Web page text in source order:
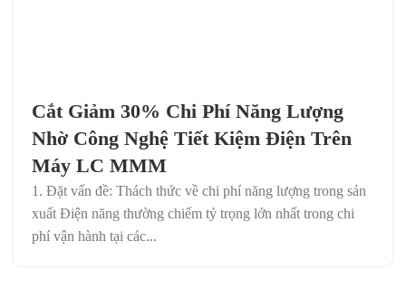
Cắt Giảm 30% Chi Phí Năng Lượng
Nhờ Công Nghệ Tiết Kiệm Điện Trên
Máy LC MMM
1. Đặt vấn đề: Thách thức về chi phí năng lượng trong sản
xuất Điện năng thường chiếm tỷ trọng lớn nhất trong chi
phí vận hành tại các...